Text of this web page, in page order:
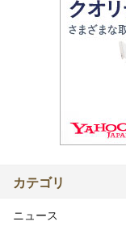
カテゴリ
ニュース